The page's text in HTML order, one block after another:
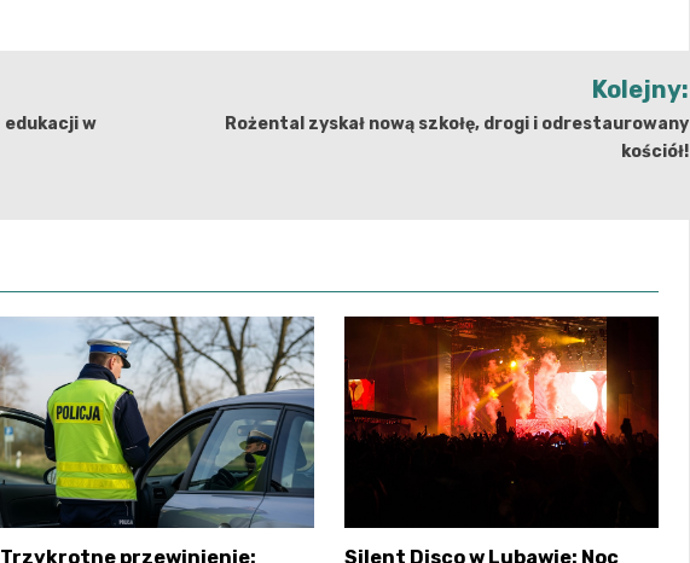
edukacji w
Kolejny:
Rożental zyskał nową szkołę, drogi i odrestaurowany
kościół!
Trzykrotne przewinienie: Silent Disco w Lubawie: Noc